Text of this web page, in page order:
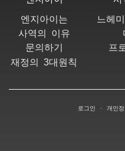
엔지아이는
사역의 이유
문의하기
재정의3대원칙
느헤
프
로그인 · 개인